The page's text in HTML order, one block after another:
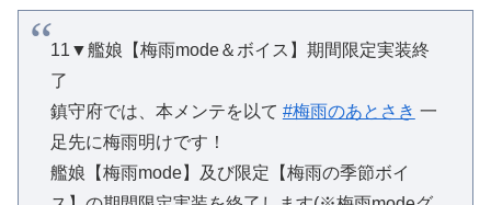
11▼艦娘【梅雨mode＆ボイス】期間限定実装終
了
鎮守府では、本メンテを以て #梅雨のあとさき 一
足先に梅雨明けです！
艦娘【梅雨mode】及び限定【梅雨の季節ボイ